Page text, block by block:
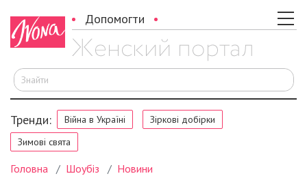
Допомогти
Тренди: Війна в Україні
Зіркові добірки
Зимові свята
Головна Шоубіз Новини